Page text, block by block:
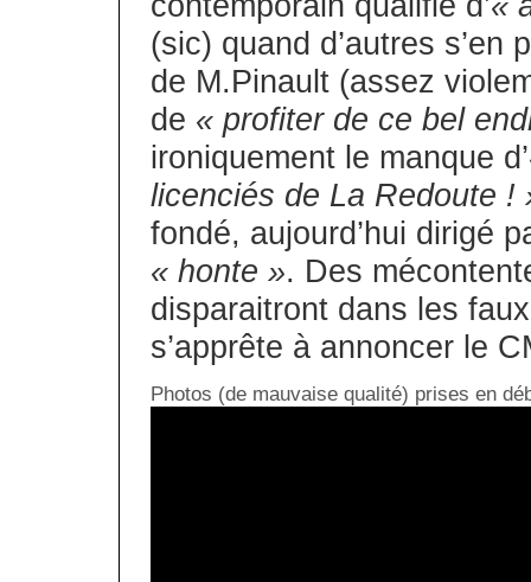
(sic) quand d’autres
de M.Pinault (assez
de « profiter de ce bel
ironiquement le manque d’
licenciés de La Redoute !
fondé, aujourd’hui dirigé
« honte ». Des
disparaitront dans les
s’apprête à annoncer le
Photos (de mauvaise qualité) prises en